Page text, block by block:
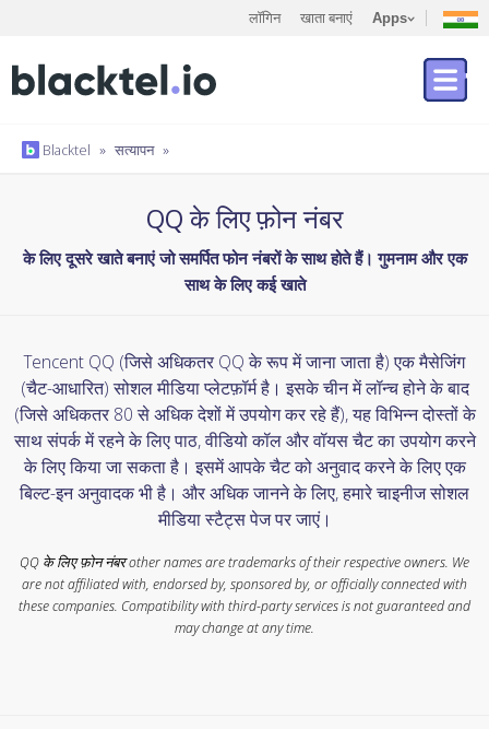
लॉगिन खाता बनाएं Apps
Blacktel » सत्यापन »
QQ के लिए फ़ोन नंबर
के लिए दूसरे खाते बनाएं जो समर्पित फोन नंबरों के साथ होते हैं। गुमनाम और एक
साथ के लिए कई खाते
Tencent QQ (जिसे अधिकतर QQ के रूप में जाना जाता है) एक मैसेजिंग
(चैट-आधारित) सोशल मीडिया प्लेटफ़ॉर्म है। इसके चीन में लॉन्च होने के बाद
(जिसे अधिकतर 80 से अधिक देशों में उपयोग कर रहे हैं), यह विभिन्न दोस्तों के
साथ संपर्क में रहने के लिए पाठ, वीडियो कॉल और वॉयस चैट का उपयोग करने
के लिए किया जा सकता है। इसमें आपके चैट को अनुवाद करने के लिए एक
बिल्ट-इन अनुवादक भी है। और अधिक जानने के लिए, हमारे चाइनीज सोशल
मीडिया स्टैट्स पेज पर जाएं।
QQ के लिए फ़ोन नंबर other names are trademarks of their respective owners. We
are not affiliated with, endorsed by, sponsored by, or officially connected with
these companies. Compatibility with third-party services is not guaranteed and
may change at any time.